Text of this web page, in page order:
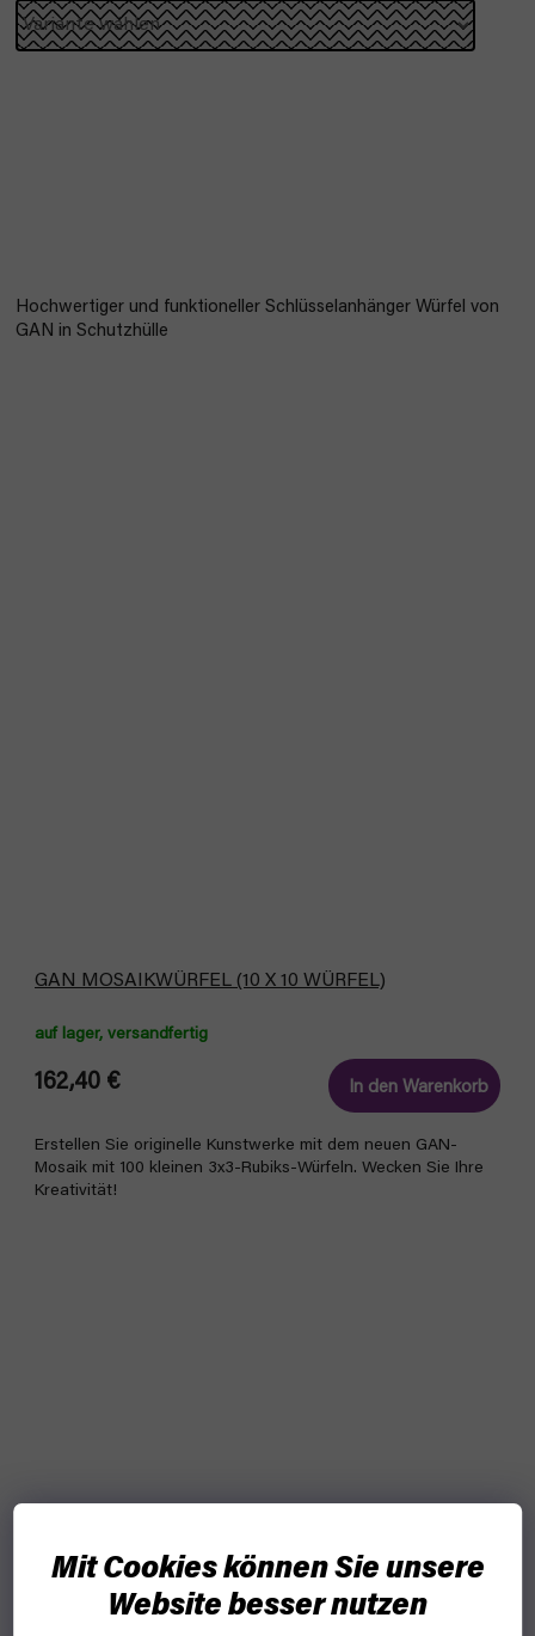
Mit Cookies können Sie unsere
Website besser nutzen
Hochwertiger und funktioneller Schlüsselanhänger Würfel von
GAN in Schutzhülle
GAN MOSAIKWÜRFEL (10 X 10 WÜRFEL)
auf lager, versandfertig
162,40 € In den Warenkorb
Erstellen Sie originelle Kunstwerke mit dem neuen GAN-
Mosaik mit 100 kleinen 3x3-Rubiks-Würfeln. Wecken Sie Ihre
Kreativität!